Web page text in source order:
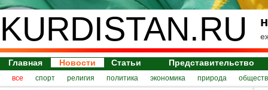
KURDISTAN.RU
Главная Новости Статьи Представительство
все спорт религия политика экономика природа